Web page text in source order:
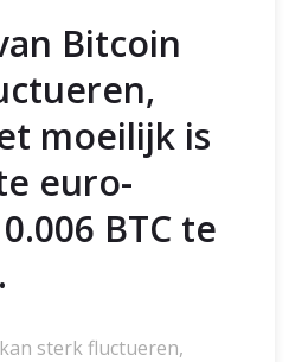
Bitcoin
moeilijk is
euro-
BTC te
sterk fluctueren,